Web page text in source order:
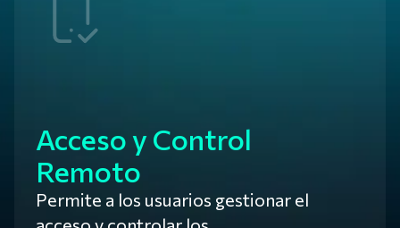
Acceso y Control
Remoto
Permite a los usuarios gestionar el